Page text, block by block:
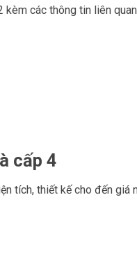
các thông tin liên
cấp 4
tích, thiết kế cho đến giá